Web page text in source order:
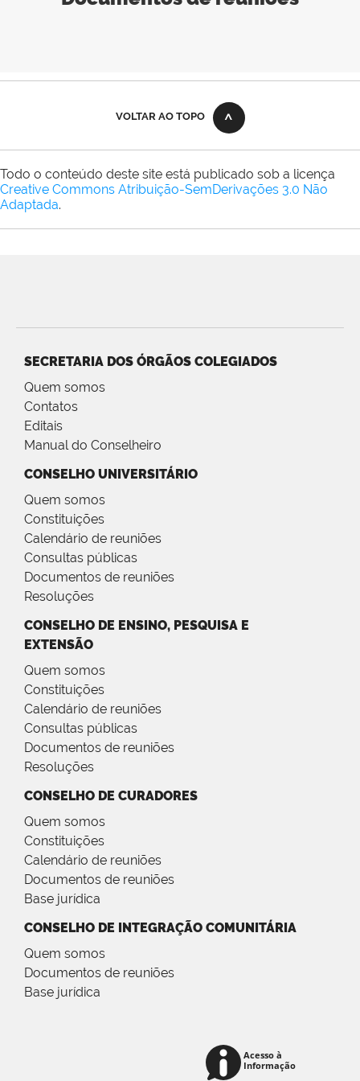
VOLTAR AO TOPO
Todo o conteúdo deste site está publicado sob a licença
Creative Commons Atribuição-SemDerivações 3.0 Não
Adaptada.
SECRETARIA DOS ÓRGÃOS COLEGIADOS
Quem somos
Contatos
Editais
Manual do Conselheiro
CONSELHO UNIVERSITÁRIO
Quem somos
Constituições
Calendário de reuniões
Consultas públicas
Documentos de reuniões
Resoluções
CONSELHO DE ENSINO, PESQUISA E
EXTENSÃO
Quem somos
Constituições
Calendário de reuniões
Consultas públicas
Documentos de reuniões
Resoluções
CONSELHO DE CURADORES
Quem somos
Constituições
Calendário de reuniões
Documentos de reuniões
Base jurídica
CONSELHO DE INTEGRAÇÃO COMUNITÁRIA
Quem somos
Documentos de reuniões
Base jurídica